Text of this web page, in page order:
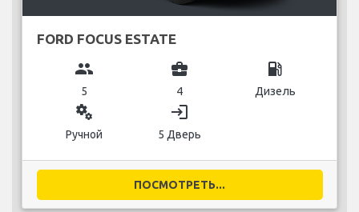
FORD FOCUS ESTATE
group
5
business_center
4
local_gas_station
Дизель
miscellaneous_services
Ручной
login
5 Дверь
ПОСМОТРЕТЬ...